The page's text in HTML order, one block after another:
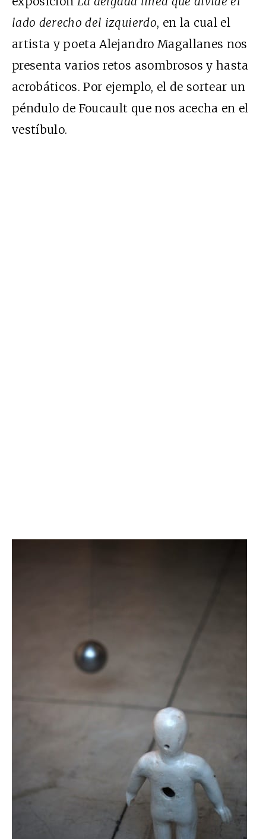
lado derecho del izquierdo, en la cual el
artista y poeta Alejandro Magallanes nos
presenta varios retos asombrosos y hasta
acrobáticos. Por ejemplo, el de sortear un
péndulo de Foucault que nos acecha en el
vestíbulo.